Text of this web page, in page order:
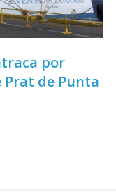
por
de Punta